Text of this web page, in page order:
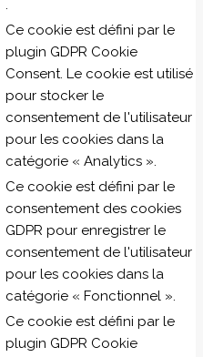
.
Ce cookie est défini par le
plugin GDPR Cookie
Consent. Le cookie est utilisé
pour stocker le
consentement de l'utilisateur
pour les cookies dans la
catégorie « Analytics ».
Ce cookie est défini par le
consentement des cookies
GDPR pour enregistrer le
consentement de l'utilisateur
pour les cookies dans la
catégorie « Fonctionnel ».
Ce cookie est défini par le
plugin GDPR Cookie